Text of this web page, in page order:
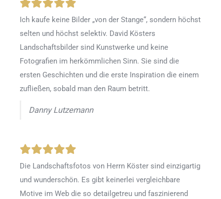
Ich kaufe keine Bilder „von der Stange“, sondern höchst
selten und höchst selektiv. David Kösters
Landschaftsbilder sind Kunstwerke und keine
Fotografien im herkömmlichen Sinn. Sie sind die
ersten Geschichten und die erste Inspiration die einem
zufließen, sobald man den Raum betritt.
Danny Lutzemann
Die Landschaftsfotos von Herrn Köster sind einzigartig
und wunderschön. Es gibt keinerlei vergleichbare
Motive im Web die so detailgetreu und faszinierend